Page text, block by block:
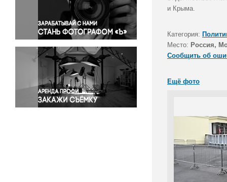
Правосудие
Происшествия и конфликты
Религия
Светская жизнь
Спорт
Экология
Экономика и бизнес
и Крыма.
Категория:
Место: Россия,
Сообщить об
Ещё фото